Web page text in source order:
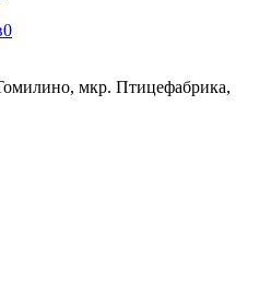
0
мкр. Птицефабрика,